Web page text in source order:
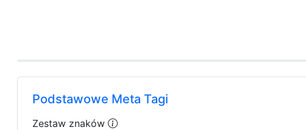
Podstawowe Meta Tagi
Zestaw znaków